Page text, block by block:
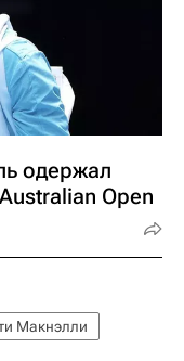
одержал
Open
Макнэлли